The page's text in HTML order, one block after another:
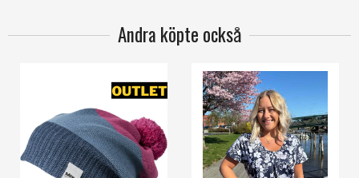
Andra köpte också